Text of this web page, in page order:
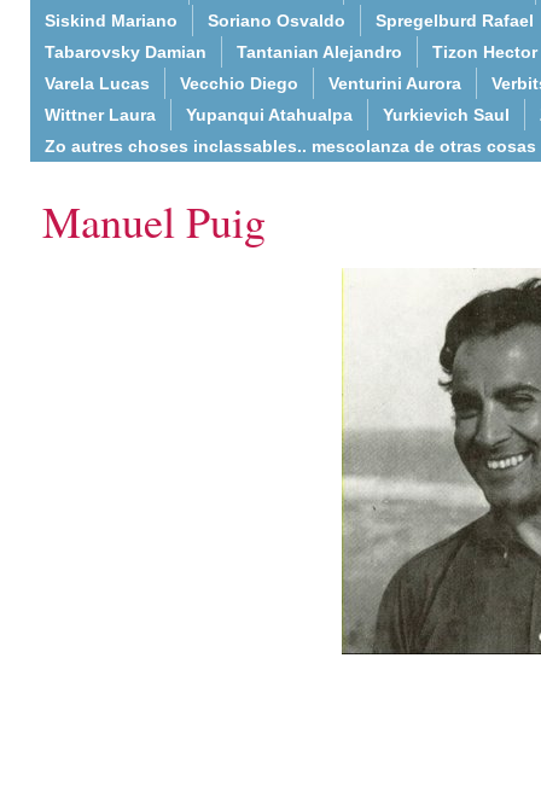
Siskind Mariano
Soriano Osvaldo
Spregelburd Rafael
Tabarovsky Damian
Tantanian Alejandro
Tizon Hector
Varela Lucas
Vecchio Diego Venturini Aurora
Wittner Laura
Yupanqui Atahualpa Yurkievich Saul
Zo autres choses inclassables.. mescolanza de otras cosas
Manuel Puig